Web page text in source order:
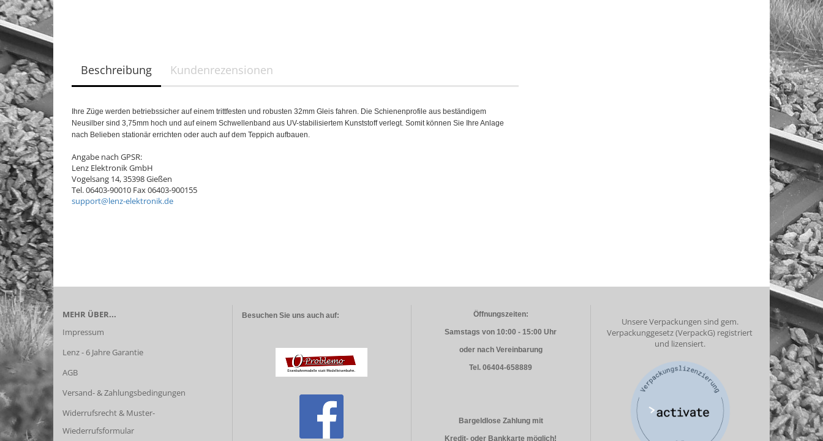
Beschreibung Kundenrezensionen
Ihre Züge werden betriebssicher auf einem trittfesten und robusten 32mm Gleis fahren. Die Schienenprofile aus beständigem
Neusilber sind 3,75mm hoch und auf einem Schwellenband aus UV-stabilisiertem Kunststoff verlegt. Somit können Sie Ihre Anlage
nach Belieben stationär errichten oder auch auf dem Teppich aufbauen.
Angabe nach GPSR:
Lenz Elektronik GmbH
Vogelsang 14, 35398 Gießen
Tel. 06403-90010 Fax 06403-900155
support@lenz-elektronik.de
MEHR ÜBER...
Impressum
Lenz - 6 Jahre Garantie
AGB
Versand- & Zahlungsbedingungen
Widerrufsrecht & Muster-
Wiederrufsformular
Besuchen Sie uns auch auf: Öffnungszeiten:
Samstags von 10:00 - 15:00 Uhr
oder nach Vereinbarung
Tel. 06404-658889
Bargeldlose Zahlung mit
Kredit- oder Bankkarte möglich!
Unsere Verpackungen sind gem.
Verpackunggesetz (VerpackG) registriert
und lizensiert.